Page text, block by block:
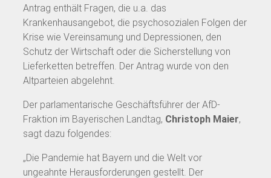
Antrag enthält Fragen, die u.a. das
Krankenhausangebot, die psychosozialen Folgen der
Krise wie Vereinsamung und Depressionen, den
Schutz der Wirtschaft oder die Sicherstellung von
Lieferketten betreffen. Der Antrag wurde von den
Altparteien abgelehnt.
Der parlamentarische Geschäftsführer der AfD-
Fraktion im Bayerischen Landtag, Christoph Maier,
sagt dazu folgendes:
„Die Pandemie hat Bayern und die Welt vor
ungeahnte Herausforderungen gestellt. Der